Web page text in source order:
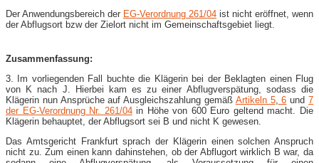
Der Anwendungsbereich der EG-Verordnung 261/04 ist nicht eröffnet, wenn
der Abflugsort bzw der Zielort nicht im Gemeinschaftsgebiet liegt.
Zusammenfassung:
3. Im vorliegenden Fall buchte die Klägerin bei der Beklagten einen Flug
von K nach J. Hierbei kam es zu einer Abflugverspätung, sodass die
Klägerin nun Ansprüche auf Ausgleichszahlung gemäß Artikeln 5, 6 und7
der EG-Verordnung Nr. 261/04in Höhe von 600 Euro geltend macht. Die
Klägerin behauptet, der Abflugsort sei B und nicht K gewesen.
Das Amtsgericht Frankfurt sprach der Klägerin einen solchen Anspruch
nicht zu. Zum einen kann dahinstehen, ob der Abflugort wirklich B war, da